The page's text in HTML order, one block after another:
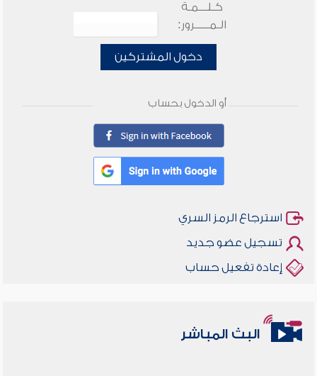
كـلـــمـة
الـمـــــرور:
دخول المشتركين
أو الدخول بحساب
استرجاع الرمز السري
تسجيل عضو جديد
إعادة تفعيل حساب
البث المباشر